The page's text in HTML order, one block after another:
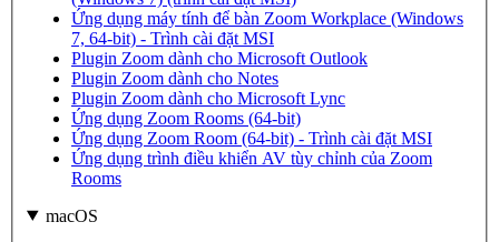
Ứng dụng máy tính để bàn Zoom Workplace (Windows
7, 64-bit) - Trình cài đặt MSI
Plugin Zoom dành cho Microsoft Outlook
Plugin Zoom dành cho Notes
Plugin Zoom dành cho Microsoft Lync
Ứng dụng Zoom Rooms (64-bit)
Ứng dụng Zoom Room (64-bit) - Trình cài đặt MSI
Ứng dụng trình điều khiển AV tùy chỉnh của Zoom
Rooms
macOS